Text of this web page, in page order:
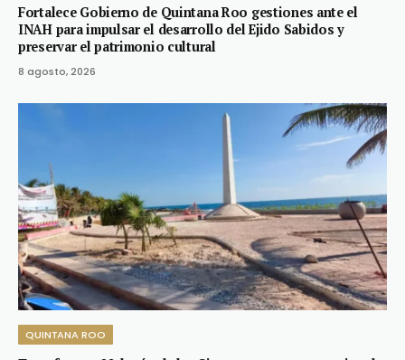
Fortalece Gobierno de Quintana Roo gestiones ante el
INAH para impulsar el desarrollo del Ejido Sabidos y
preservar el patrimonio cultural
8 agosto, 2026
QUINTANA ROO